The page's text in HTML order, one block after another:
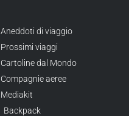
Aneddoti di viaggio
Prossimi viaggi
Cartoline dal Mondo
Compagnie aeree
Mediakit
Backpack